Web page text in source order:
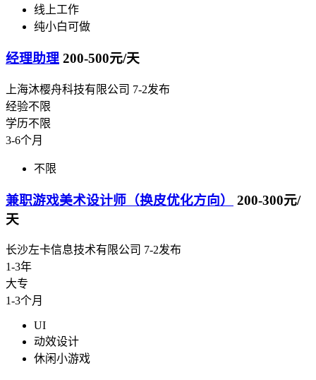
线上工作
纯小白可做
经理助理 200-500元/天
上海沐樱舟科技有限公司 7-2发布
经验不限
学历不限
3-6个月
不限
兼职游戏美术设计师（换皮优化方向）
200-300元/
天
长沙左卡信息技术有限公司 7-2发布
1-3年
大专
1-3个月
UI
动效设计
休闲小游戏